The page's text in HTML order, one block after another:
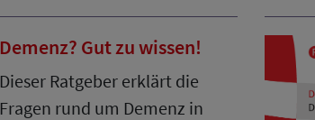
Demenz? Gut zu wissen!
Dieser Ratgeber erklärt die
Fragen rund um Demenz in